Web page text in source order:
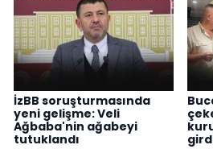
İzBB soruşturmasında
yeni gelişme: Veli
Ağbaba'nin ağabeyi
tutuklandı